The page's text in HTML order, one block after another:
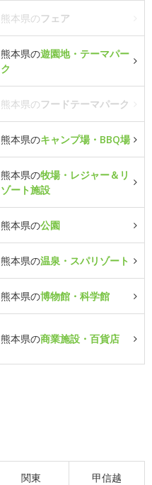
熊本県のフェア
熊本県の遊園地・テーマパー
ク
熊本県のフードテーマパーク
熊本県のキャンプ場・BBQ場
熊本県の牧場・レジャー＆リ
ゾート施設
熊本県の公園
熊本県の温泉・スパリゾート
熊本県の博物館・科学館
熊本県の商業施設・百貨店
関東 甲信越